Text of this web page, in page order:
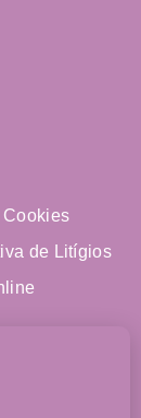
de Litígios